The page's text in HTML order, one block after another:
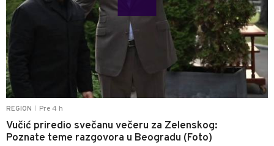
REGION Pre 4 h
Vučić priredio svečanu večeru za Zelenskog:
Poznate teme razgovora u Beogradu (Foto)